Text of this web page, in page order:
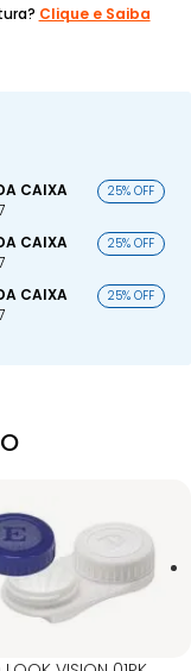
Clique e Saiba
CAIXA
25% OFF
CAIXA
25% OFF
CAIXA
25% OFF